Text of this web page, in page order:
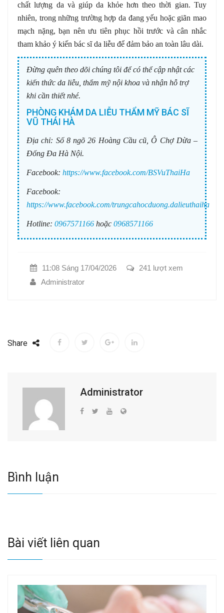
chất lượng da và giúp da khỏe hơn theo thời gian. Tuy
nhiên, trong những trường hợp da đang yếu hoặc giãn mao
mạch nặng, bạn nên ưu tiên phục hồi trước và cân nhắc
tham khảo ý kiến bác sĩ da liễu để đảm bảo an toàn lâu dài.
Đừng quên theo dõi chúng tôi để có thể cập nhật các
kiến thức da liễu, thẩm mỹ nội khoa và nhận hỗ trợ
khi cần thiết nhé.
PHÒNG KHÁM DA LIỄU THẨM MỸ BÁC SĨ
VŨ THÁI HÀ
Địa chỉ: Số 8 ngõ 26 Hoàng Cầu cũ, Ô Chợ Dừa –
Đống Đa Hà Nội.
Facebook: https://www.facebook.com/BSVuThaiHa
Facebook:
https://www.facebook.com/trungcahocduong.dalieuthaiha
Hotline: 0967571166 hoặc 0968571166
11:08 Sáng 17/04/2026
241 lượt xem
Administrator
Share
Administrator
Bình luận
Bài viết liên quan